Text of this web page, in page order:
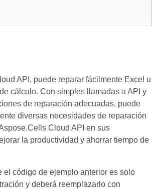
API, puede reparar fácilmente Excel u
cálculo. Con simples llamadas a API y
de reparación adecuadas, puede
diversas necesidades de reparación
Cloud API en sus
la productividad y ahorrar tiempo de
el código de ejemplo anterior es solo
y deberá reemplazarlo con